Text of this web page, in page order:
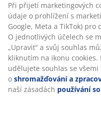
Návod k sestavení
Specifikace
Při přijetí marketingových
údaje o prohlížení s
Google, Meta a TikTok)
O jednotlivých účelech se
„Upravit“ a svůj souhlas
kliknutím na ikonu cookies.
udělujete souhlas se
o shromažďování a
naší zásadách používání